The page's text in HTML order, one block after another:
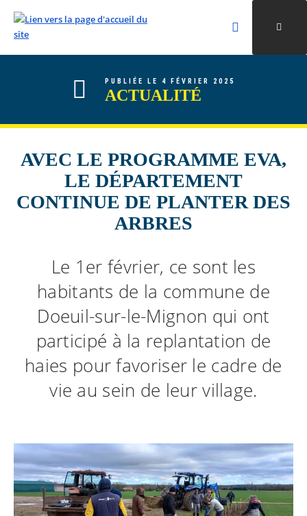
ALLER AU CONTENU
ALLER AU MENU
ALLER À LA RECHERCHE
Rechercher
Valider la
PUBLIÉE LE 4 FÉVRIER 2025
ACTUALITÉ
AVEC LE PROGRAMME EVA,
LE DÉPARTEMENT
CONTINUE DE PLANTER DES
ARBRES
Le 1er février, ce sont les
habitants de la commune de
Doeuil-sur-le-Mignon qui ont
participé à la replantation de
haies pour favoriser le cadre de
vie au sein de leur village.